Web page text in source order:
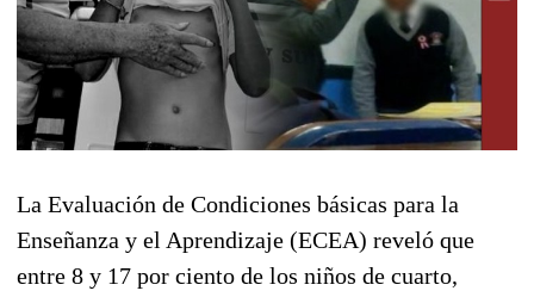
La Evaluación de Condiciones básicas para la
Enseñanza y el Aprendizaje (ECEA) reveló que
entre 8 y 17 por ciento de los niños de cuarto,